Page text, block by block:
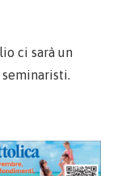
ci sarà un